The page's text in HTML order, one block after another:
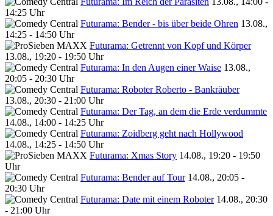
14:25 Uhr
Futurama: Bender - bis über beide Ohren 13.08.,
14:25 - 14:50 Uhr
Futurama: Getrennt von Kopf und Körper
13.08., 19:20 - 19:50 Uhr
Futurama: In den Augen einer Waise 13.08.,
20:05 - 20:30 Uhr
Futurama: Roboter Roberto - Bankräuber
13.08., 20:30 - 21:00 Uhr
Futurama: Der Tag, an dem die Erde verdummte
14.08., 14:00 - 14:25 Uhr
Futurama: Zoidberg geht nach Hollywood
14.08., 14:25 - 14:50 Uhr
Futurama: Xmas Story 14.08., 19:20 - 19:50
Uhr
Futurama: Bender auf Tour 14.08., 20:05 -
20:30 Uhr
Futurama: Date mit einem Roboter 14.08., 20:30
- 21:00 Uhr